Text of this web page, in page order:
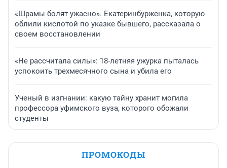
«Шрамы болят ужасно». Екатеринбурженка, которую
облили кислотой по указке бывшего, рассказала о
своем восстановлении
«Не рассчитала силы»: 18-летняя ужурка пыталась
успокоить трехмесячного сына и убила его
Ученый в изгнании: какую тайну хранит могила
профессора уфимского вуза, которого обожали
студенты
ПРОМОКОДЫ